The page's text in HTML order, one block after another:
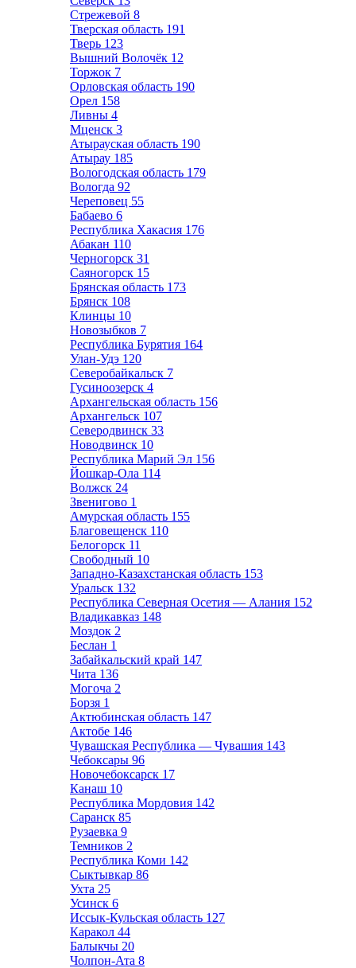
Стрежевой 8
Тверская область 191
Тверь 123
Вышний Волочёк 12
Торжок 7
Орловская область 190
Орел 158
Ливны 4
Мценск 3
Атырауская область 190
Атырау 185
Вологодская область 179
Вологда 92
Череповец 55
Бабаево 6
Республика Хакасия 176
Абакан 110
Черногорск 31
Саяногорск 15
Брянская область 173
Брянск 108
Клинцы 10
Новозыбков 7
Республика Бурятия 164
Улан-Удэ 120
Северобайкальск 7
Гусиноозерск 4
Архангельская область 156
Архангельск 107
Северодвинск 33
Новодвинск 10
Республика Марий Эл 156
Йошкар-Ола 114
Волжск 24
Звенигово 1
Амурская область 155
Благовещенск 110
Белогорск 11
Свободный 10
Западно-Казахстанская область 153
Уральск 132
Республика Северная Осетия — Алания 152
Владикавказ 148
Моздок 2
Беслан 1
Забайкальский край 147
Чита 136
Могоча 2
Борзя 1
Актюбинская область 147
Актобе 146
Чувашская Республика — Чувашия 143
Чебоксары 96
Новочебоксарск 17
Канаш 10
Республика Мордовия 142
Саранск 85
Рузаевка 9
Темников 2
Республика Коми 142
Сыктывкар 86
Ухта 25
Усинск 6
Иссык-Кульская область 127
Каракол 44
Балыкчы 20
Чолпон-Ата 8